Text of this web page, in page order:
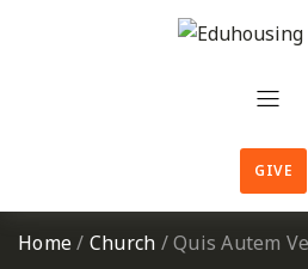
GIVE
Home/ Church /Quis Autem